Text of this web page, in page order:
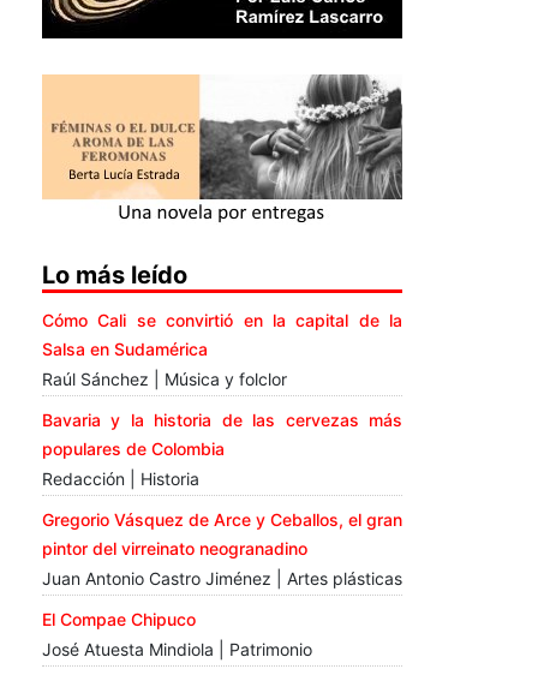
Lo más leído
Cómo Cali se convirtió en la capital de la
Salsa en Sudamérica
Raúl Sánchez | Música y folclor
Bavaria y la historia de las cervezas más
populares de Colombia
Redacción | Historia
Gregorio Vásquez de Arce y Ceballos, el gran
pintor del virreinato neogranadino
Juan Antonio Castro Jiménez | Artes plásticas
El Compae Chipuco
José Atuesta Mindiola | Patrimonio